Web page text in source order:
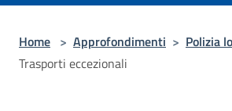
Home > Approfondimenti > Polizia
Trasporti eccezionali